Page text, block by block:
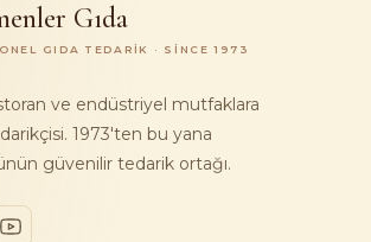
Gıda
GIDA TEDARIK · SINCE 1973
ve endüstriyel mutfaklara
1973'ten bu yana
güvenilir tedarik ortağı.